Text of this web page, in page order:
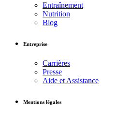
Entraînement
Nutrition
Blog
Entreprise
Carrières
Presse
Aide et Assistance
Mentions légales